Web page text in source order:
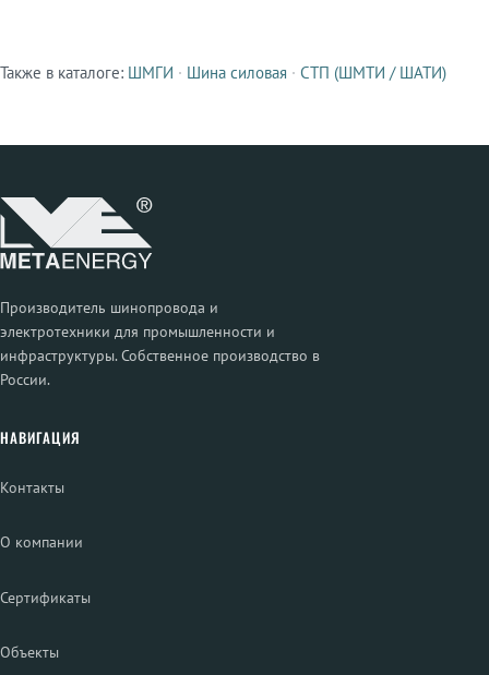
Смежные продукты
Также в каталоге: ШМГИ · Шина силовая · СТП (ШМТИ / ШАТИ)
Производитель шинопровода и
электротехники для промышленности и
инфраструктуры. Собственное производство в
России.
НАВИГАЦИЯ
Контакты
О компании
Сертификаты
Объекты